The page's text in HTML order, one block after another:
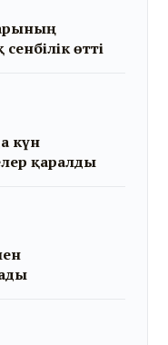
өтті
күн
қаралды